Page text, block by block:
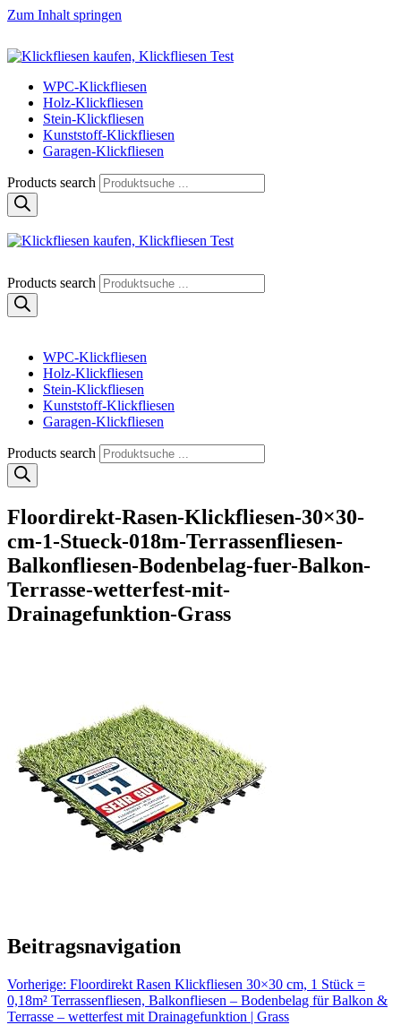
Zum Inhalt springen
Klickfliese | klick-klick-fertig
Klickfliesen online kaufen
WPC-Klickfliesen
Holz-Klickfliesen
Stein-Klickfliesen
Kunststoff-Klickfliesen
Garagen-Klickfliesen
Products search
Klickfliese | klick-klick-fertig
Klickfliesen online kaufen
Products search
WPC-Klickfliesen
Holz-Klickfliesen
Stein-Klickfliesen
Kunststoff-Klickfliesen
Garagen-Klickfliesen
Products search
Floordirekt-Rasen-Klickfliesen-30×30-
cm-1-Stueck-018m-Terrassenfliesen-
Balkonfliesen-Bodenbelag-fuer-Balkon-
Terrasse-wetterfest-mit-
Drainagefunktion-Grass
Beitragsnavigation
Vorherige: Floordirekt Rasen Klickfliesen 30×30 cm, 1 Stück =
0,18m² Terrassenfliesen, Balkonfliesen – Bodenbelag für Balkon &
Terrasse – wetterfest mit Drainagefunktion | Grass